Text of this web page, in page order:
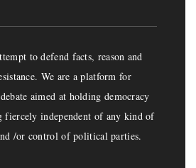
to defend facts, reason and
We are a platform for
aimed at holding democracy
fiercely independent of any kind of
/or control of political parties.